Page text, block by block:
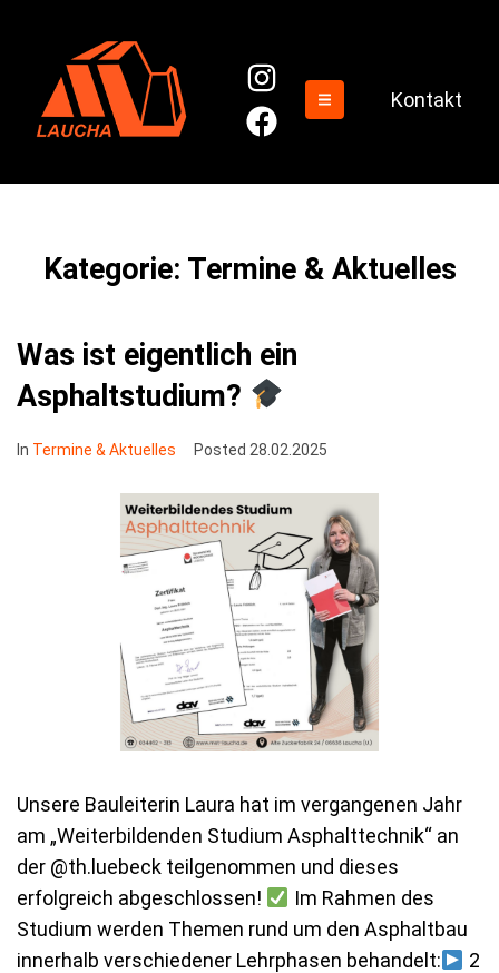
Kontakt
Kategorie: Termine & Aktuelles
Was ist eigentlich ein
Asphaltstudium?
In Termine & Aktuelles Posted 28.02.2025
Unsere Bauleiterin Laura hat im vergangenen Jahr
am „Weiterbildenden Studium Asphalttechnik“ an
der @th.luebeck teilgenommen und dieses
erfolgreich abgeschlossen!
Im Rahmen des
Studium werden Themen rund um den Asphaltbau
innerhalb verschiedener Lehrphasen behandelt:
2